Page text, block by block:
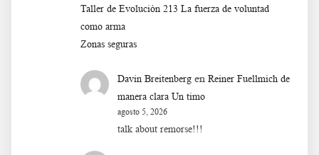
Taller de Evoluciòn 213 La fuerza de voluntad
como arma
Zonas seguras
Davin Breitenberg en Reiner Fuellmich de
manera clara Un timo
agosto 5, 2026
talk about remorse!!!